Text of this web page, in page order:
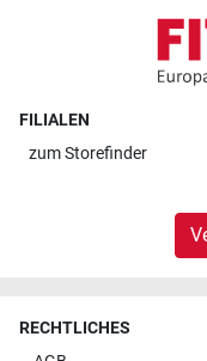
FILIALEN
zumStorefinder
RECHTLICHES